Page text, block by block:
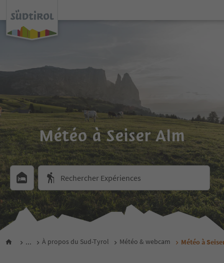
Météo à Seiser Alm
Rechercher Expériences
... À propos du Sud-Tyrol Météo & webcam Météo à